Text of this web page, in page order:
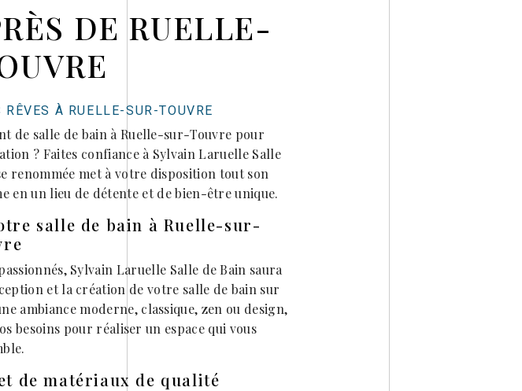
DE RUELLE-
À RUELLE-SUR-TOUVRE
de salle de bain à Ruelle-sur-Touvre pour
? Faites confiance à Sylvain Laruelle Salle
renommée met à votre disposition tout son
un lieu de détente et de bien-être unique.
salle de bain à Ruelle-sur-
Sylvain Laruelle Salle de Bain saura
et la création de votre salle de bain sur
ambiance moderne, classique, zen ou design,
besoins pour réaliser un espace qui vous
de matériaux de qualité